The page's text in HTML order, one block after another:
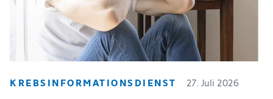
KREBSINFORMATIONSDIENST 27. Juli 2026